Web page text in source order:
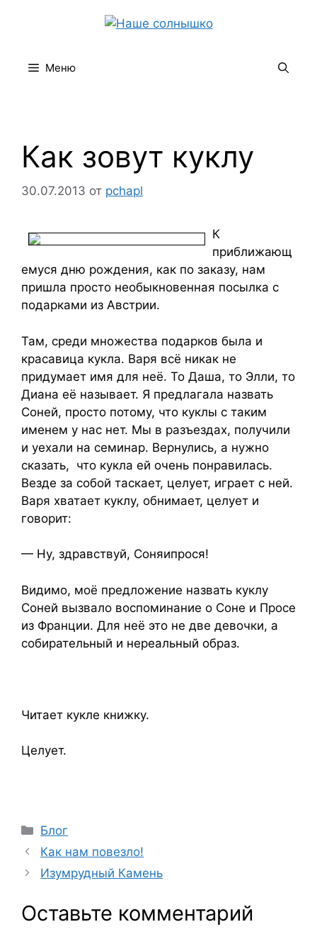
Меню
Как зовут куклу
30.07.2013 от pchapl
К
приближающ
емуся дню рождения, как по заказу, нам
пришла просто необыкновенная посылка с
подарками из Австрии.
Там, среди множества подарков была и
красавица кукла. Варя всё никак не
придумает имя для неё. То Даша, то Элли, то
Диана её называет. Я предлагала назвать
Соней, просто потому, что куклы с таким
именем у нас нет. Мы в разъездах, получили
и уехали на семинар. Вернулись, а нужно
сказать, что кукла ей очень понравилась.
Везде за собой таскает, целует, играет с ней.
Варя хватает куклу, обнимает, целует и
говорит:
— Ну, здравствуй, Соняипрося!
Видимо, моё предложение назвать куклу
Соней вызвало воспоминание о Соне и Просе
из Франции. Для неё это не две девочки, а
собирательный и нереальный образ.
Читает кукле книжку.
Целует.
Рубрики
Блог
Как нам повезло!
Изумрудный Камень
Оставьте комментарий